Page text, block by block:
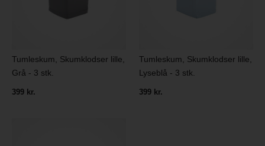
Tumleskum, Skumklodser lille,
Grå - 3 stk.
399 kr.
Tumleskum, Skumklodser lille,
Lyseblå - 3 stk.
399 kr.